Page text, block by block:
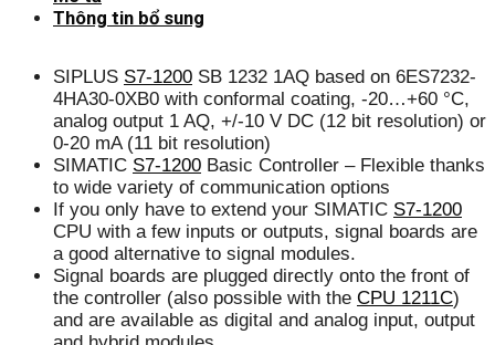
Thông tin bổ sung
SIPLUS S7-1200 SB 1232 1AQ based on 6ES7232-
4HA30-0XB0 with conformal coating, -20…+60 °C,
analog output 1 AQ, +/-10 V DC (12 bit resolution) or
0-20 mA (11 bit resolution)
SIMATIC S7-1200 Basic Controller – Flexible thanks
to wide variety of communication options
If you only have to extend your SIMATIC S7-1200
CPU with a few inputs or outputs, signal boards are
a good alternative to signal modules.
Signal boards are plugged directly onto the front of
the controller (also possible with the CPU 1211C)
and are available as digital and analog input, output